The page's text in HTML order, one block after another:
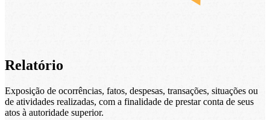
Relatório
Exposição de ocorrências, fatos, despesas, transações, situações ou
de atividades realizadas, com a finalidade de prestar conta de seus
atos à autoridade superior.